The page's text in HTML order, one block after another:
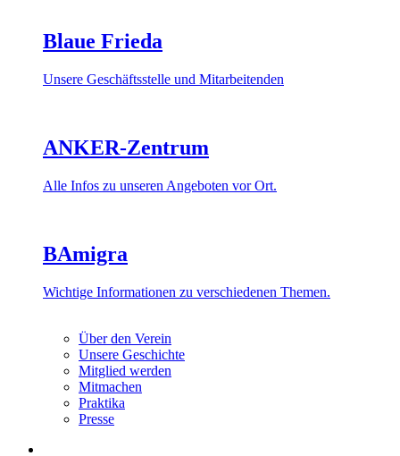
Blaue Frieda
Unsere Geschäftsstelle und Mitarbeitenden
ANKER-Zentrum
Alle Infos zu unseren Angeboten vor Ort.
BAmigra
Wichtige Informationen zu verschiedenen Themen.
Über den Verein
Unsere Geschichte
Mitglied werden
Mitmachen
Praktika
Presse